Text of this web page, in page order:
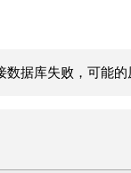
数据库失败，可能